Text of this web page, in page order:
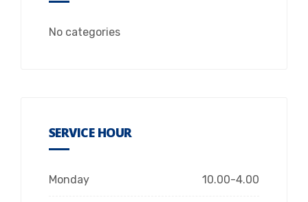
No categories
SERVICE HOUR
Monday 10.00-4.00